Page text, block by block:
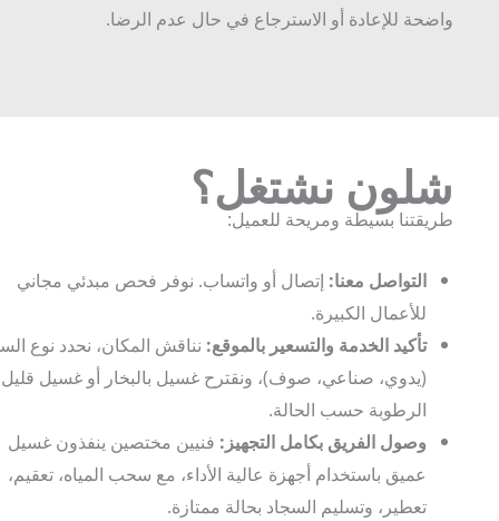
واضحة للإعادة أو الاسترجاع في حال عدم الرضا.
شلون نشتغل؟
طريقتنا بسيطة ومريحة للعميل:
التواصل معنا: إتصال أو واتساب. نوفر فحص مبدئي مجاني
للأعمال الكبيرة.
تأكيد الخدمة والتسعير بالموقع:نناقش المكان، نحدد نوع السجاد
(يدوي، صناعي، صوف)، ونقترح غسيل بالبخار أو غسيل قليل
الرطوبة حسب الحالة.
وصول الفريق بكامل التجهيز:فنيين مختصين ينفذون غسيل
عميق باستخدام أجهزة عالية الأداء، مع سحب المياه، تعقيم،
تعطير، وتسليم السجاد بحالة ممتازة.